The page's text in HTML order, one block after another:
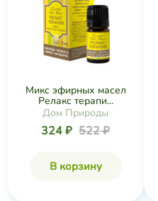
Микс эфирных масел
Релакс терапи...
Дом Природы
324 ₽ 522 ₽
В корзину